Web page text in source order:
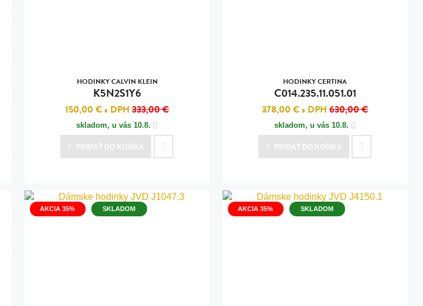
HODINKY CALVIN KLEIN
K5N2S1Y6
150,00 €s DPH 333,00 €
skladom, u vás 10.8.
PRIDAŤ DO KOŠÍKA
HODINKY CERTINA
C014.235.11.051.01
378,00 €s DPH 630,00 €
skladom, u vás 10.8.
PRIDAŤ DO KOŠÍKA
AKCIA 35% SKLADOM AKCIA 35% SKLADOM